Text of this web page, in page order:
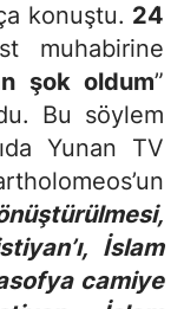
konuştu. 24
muhabirine
şok oldum”
Bu söylem
Yunan TV
İslam
camiye